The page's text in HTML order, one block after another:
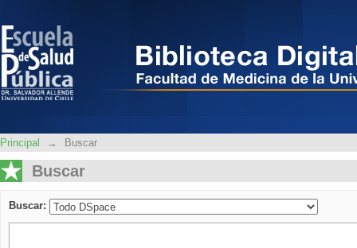
Principal → Buscar
Buscar
Buscar: